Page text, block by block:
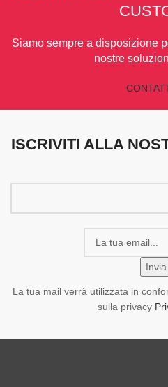
Siamo sempre a disposizione
nostre
ISCRIVITI ALLA
La tua mail verrà utilizzata in
sulla privacy